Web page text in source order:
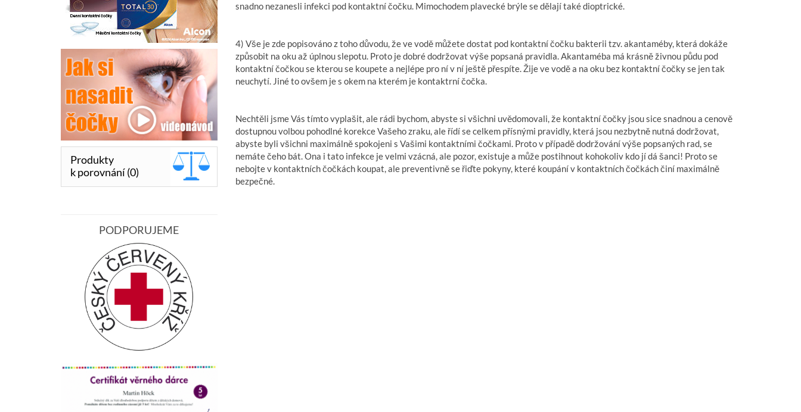
snadno nezanesli infekci pod kontaktní čočku. Mimochodem plavecké brýle se dělají také dioptrické.
4) Vše je zde popisováno z toho důvodu, že ve vodě můžete dostat pod kontaktní čočku bakterii tzv. akantaméby, která dokáže
způsobit na oku až úplnou slepotu. Proto je dobré dodržovat výše popsaná pravidla. Akantaméba má krásně živnou půdu pod
kontaktní čočkou se kterou se koupete a nejlépe pro ní v ní ještě přespíte. Žije ve vodě a na oku bez kontaktní čočky se jen tak
neuchytí. Jiné to ovšem je s okem na kterém je kontaktrní čočka.
Nechtěli jsme Vás tímto vyplašit, ale rádi bychom, abyste si všichni uvědomovali, že kontaktní čočky jsou sice snadnou a cenově
dostupnou volbou pohodlné korekce Vašeho zraku, ale řídí se celkem přísnými pravidly, která jsou nezbytně nutná dodržovat,
abyste byli všichni maximálně spokojeni s Vašimi kontaktními čočkami. Proto v případě dodržování výše popsaných rad, se
nemáte čeho bát. Ona i tato infekce je velmi vzácná, ale pozor, existuje a může postihnout kohokoliv kdo jí dá šanci! Proto se
nebojte v kontaktních čočkách koupat, ale preventivně se řiďte pokyny, které koupání v kontaktních čočkách činí maximálně
bezpečné.
Produkty
k porovnání (0)
PODPORUJEME